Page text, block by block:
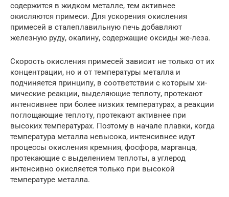
содержится в жидком металле, тем активнее
окисляются примеси. Для ускорения окисления
примесей в сталеплавильную печь добавляют
железную руду, окалину, содержащие оксиды же-леза.
Скорость окисления примесей зависит не только от их
концентрации, но и от температуры металла и
подчиняется принципу, в соответствии с которым хи-
мические реакции, выделяющие теплоту, протекают
интенсивнее при более низких температурах, а реакции
поглощающие теплоту, протекают активнее при
высоких температурах. Поэтому в начале плавки, когда
температура металла невысока, интенсивнее идут
процессы окисления кремния, фосфора, марганца,
протекающие с выделением теплоты, а углерод
интенсивно окисляется только при высокой
температуре металла.